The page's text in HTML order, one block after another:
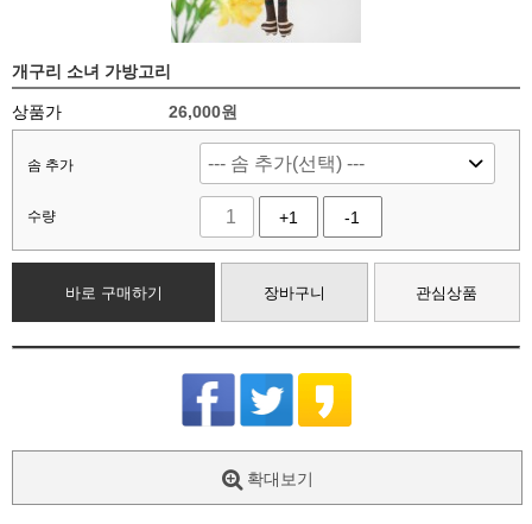
개구리 소녀 가방고리
상품가 26,000원
솜 추가
수량 +1 -1
바로 구매하기 장바구니 관심상품
확대보기